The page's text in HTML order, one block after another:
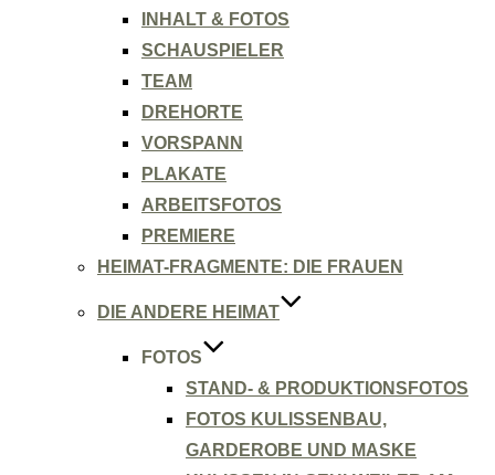
INHALT & FOTOS
SCHAUSPIELER
TEAM
DREHORTE
VORSPANN
PLAKATE
ARBEITSFOTOS
PREMIERE
HEIMAT-FRAGMENTE: DIE FRAUEN
DIE ANDERE HEIMAT
FOTOS
STAND- & PRODUKTIONSFOTOS
FOTOS KULISSENBAU,
GARDEROBE UND MASKE